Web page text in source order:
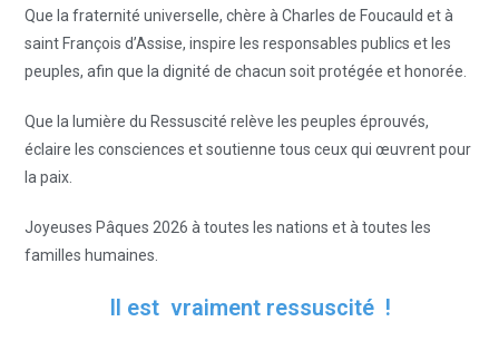
Que la fraternité universelle, chère à Charles de Foucauld et à
saint François d’Assise, inspire les responsables publics et les
peuples, afin que la dignité de chacun soit protégée et honorée.
Que la lumière du Ressuscité relève les peuples éprouvés,
éclaire les consciences et soutienne tous ceux qui œuvrent pour
la paix.
Joyeuses Pâques 2026 à toutes les nations et à toutes les
familles humaines.
Il est vraiment ressuscité !